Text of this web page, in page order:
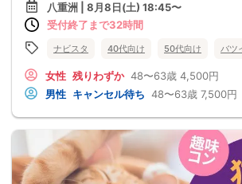
八重洲 | 8月8日(土) 18:45〜
受付終了まで32時間
ナビスタ 40代向け 50代向け バツ
女性 残りわずか 48〜63歳 4,500円
男性 キャンセル待ち 48〜63歳 7,500円